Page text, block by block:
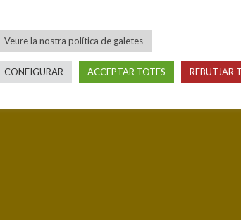
Veure la nostra política de galetes
CONFIGURAR ACCEPTAR TOTES REBUTJAR